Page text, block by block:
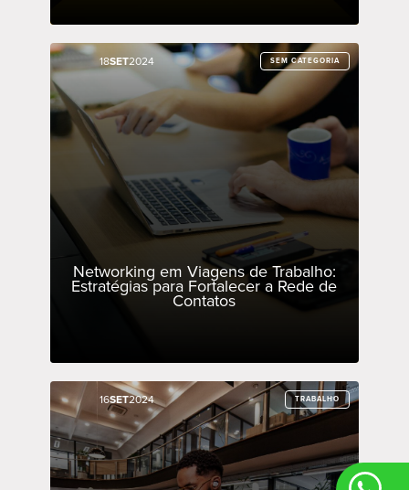
18SET2024 SEM CATEGORIA
Networking em Viagens de Trabalho:
Estratégias para Fortalecer a Rede de
Contatos
18SET2024 SEM CATEGORIA
16SET2024 TRABALHO
16SET2024 TRABALHO